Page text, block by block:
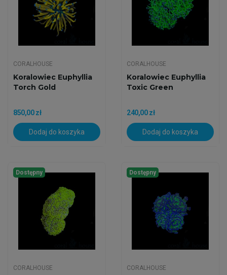
CORALHOUSE
Koralowiec Euphyllia
Torch Gold
850,00 zł
Dodaj do koszyka
CORALHOUSE
Koralowiec Euphyllia
Toxic Green
240,00 zł
Dodaj do koszyka
Dostępny
CORALHOUSE
Dostępny
CORALHOUSE